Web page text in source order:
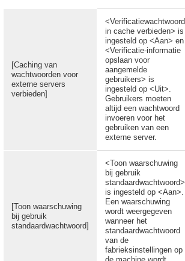
[Caching van
wachtwoorden voor
externe servers
verbieden]
<Verificatiewachtwoord
in cache verbieden> is
ingesteld op <Aan> en
<Verificatie-informatie
opslaan voor
aangemelde
gebruikers> is
ingesteld op <Uit>.
Gebruikers moeten
altijd een wachtwoord
invoeren voor het
gebruiken van een
externe server.
[Toon waarschuwing
bij gebruik
standaardwachtwoord]
<Toon waarschuwing
bij gebruik
standaardwachtwoord>
is ingesteld op <Aan>.
Een waarschuwing
wordt weergegeven
wanneer het
standaardwachtwoord
van de
fabrieksinstellingen op